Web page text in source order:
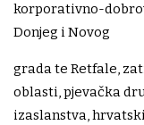
korporativno-
Donjeg i Novog
grada te Retfale,
oblasti, pjevačka
izaslanstva,